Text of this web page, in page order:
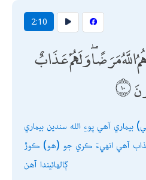
2:10
اللَّهُ مَرَضًا ۖ وَلَهُمْ عَذَابٌ
آھي پوءِ الله سندين بيماري
عذاب آھي انھيءَ ڪري جو (ھو) ڪوڙ
ڳالھائيندا آھن